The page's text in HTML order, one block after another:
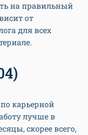
на правильный
от
для всех
карьерной
лучше в
скорее всего,